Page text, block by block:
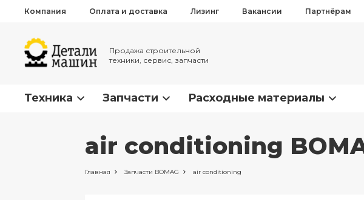
Компания Оплата и доставка Лизинг Вакансии Партнёрам
Продажа строительной
техники, сервис, запчасти
Техника Запчасти Расходные материалы
air conditioning
Главная Запчасти BOMAG air conditioning